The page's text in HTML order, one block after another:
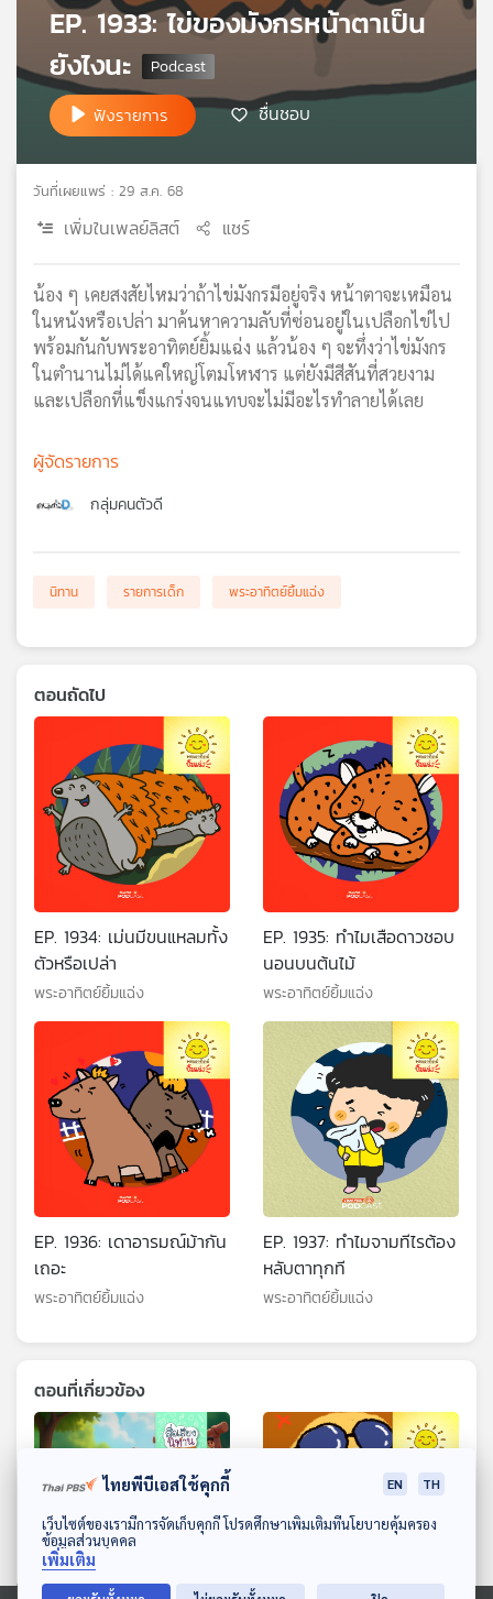
เกี่ยว
เรา
ข่าย
วิทยุ
ไทย
เอส
แผนที่
วิทยุ
ดาวน์โหลด Thai PBS Podcast Application
EP. 1933: ไข่ของมังกรหน้าตาเป็น
ยังไงนะ
ฟังรายการ ชื่นชอบ
วันที่เผยแพร่ : 29 ส.ค. 68
เพิ่มในเพลย์ลิสต์ แชร์
น้อง ๆ เคยสงสัยไหมว่าถ้าไข่มังกรมีอยู่จริง หน้าตาจะเหมือน
ในหนังหรือเปล่า มาค้นหาความลับที่ซ่อนอยู่ในเปลือกไข่ไป
พร้อมกันกับพระอาทิตย์ยิ้มแฉ่ง แล้วน้อง ๆ จะทึ่งว่าไข่มังกร
ในตำนานไม่ได้แค่ใหญ่โตมโหฬาร แต่ยังมีสีสันที่สวยงาม
และเปลือกที่แข็งแกร่งจนแทบจะไม่มีอะไรทำลายได้เลย
ผู้จัดรายการ
กลุ่มคนตัวดี
นิทาน รายการเด็ก พระอาทิตย์ยิ้มแฉ่ง
ตอนถัดไป
EP. 1934: เม่นมีขนแหลมทั้ง
ตัวหรือเปล่า
พระอาทิตย์ยิ้มแฉ่ง
EP. 1935: ทำไมเสือดาวชอบ
นอนบนต้นไม้
พระอาทิตย์ยิ้มแฉ่ง
EP. 1936: เดาอารมณ์ม้ากัน
เถอะ
พระอาทิตย์ยิ้มแฉ่ง
EP. 1937: ทำไมจามทีไรต้อง
หลับตาทุกที
พระอาทิตย์ยิ้มแฉ่ง
ตอนที่เกี่ยวข้อง
ไทยพีบีเอสใช้คุกกี้ EN TH
เว็บไซต์ของเรามีการจัดเก็บคุกกี้ โปรดศึกษาเพิ่มเติมที่นโยบายคุ้มครอง
ข้อมูลส่วนบุคคล
เพิ่มเติม